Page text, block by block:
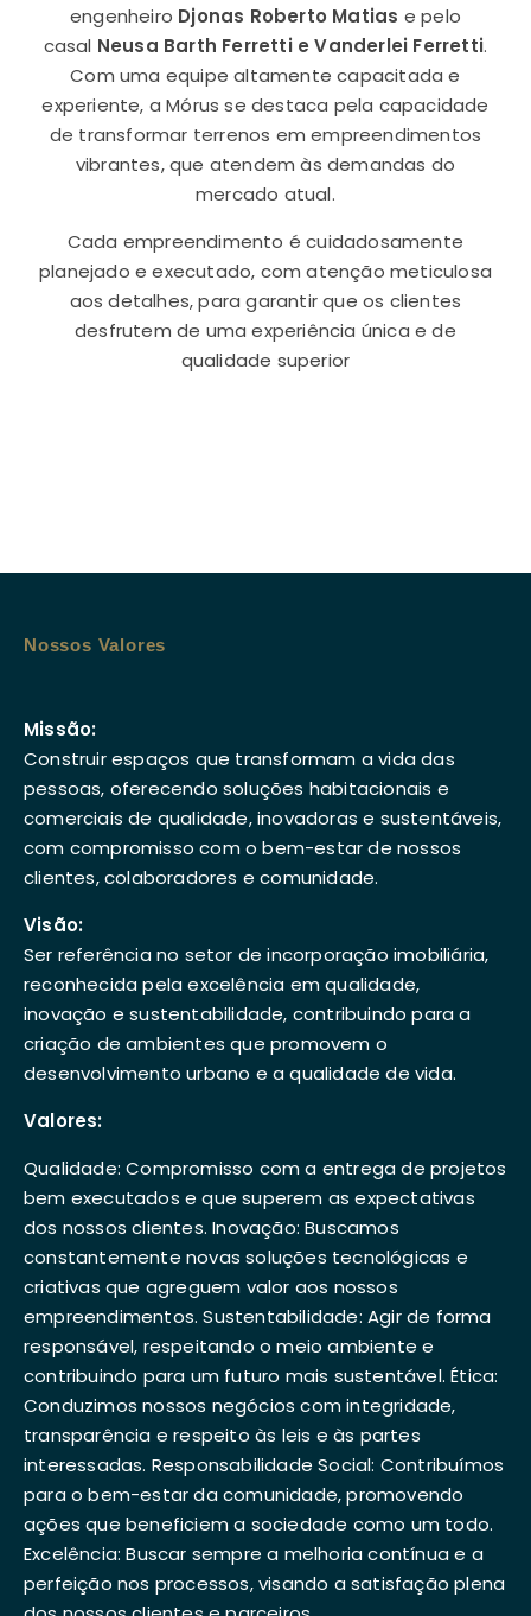
engenheiro Djonas Roberto Matias e pelo
casal Neusa Barth Ferretti e Vanderlei Ferretti.
Com uma equipe altamente capacitada e
experiente, a Mórus se destaca pela capacidade
de transformar terrenos em empreendimentos
vibrantes, que atendem às demandas do
mercado atual.
Cada empreendimento é cuidadosamente
planejado e executado, com atenção meticulosa
aos detalhes, para garantir que os clientes
desfrutem de uma experiência única e de
qualidade superior
Nossos Valores
Missão:
Construir espaços que transformam a vida das
pessoas, oferecendo soluções habitacionais e
comerciais de qualidade, inovadoras e sustentáveis,
com compromisso com o bem-estar de nossos
clientes, colaboradores e comunidade.
Visão:
Ser referência no setor de incorporação imobiliária,
reconhecida pela excelência em qualidade,
inovação e sustentabilidade, contribuindo para a
criação de ambientes que promovem o
desenvolvimento urbano e a qualidade de vida.
Valores:
Qualidade: Compromisso com a entrega de projetos
bem executados e que superem as expectativas
dos nossos clientes. Inovação: Buscamos
constantemente novas soluções tecnológicas e
criativas que agreguem valor aos nossos
empreendimentos. Sustentabilidade: Agir de forma
responsável, respeitando o meio ambiente e
contribuindo para um futuro mais sustentável. Ética:
Conduzimos nossos negócios com integridade,
transparência e respeito às leis e às partes
interessadas. Responsabilidade Social: Contribuímos
para o bem-estar da comunidade, promovendo
ações que beneficiem a sociedade como um todo.
Excelência: Buscar sempre a melhoria contínua e a
perfeição nos processos, visando a satisfação plena